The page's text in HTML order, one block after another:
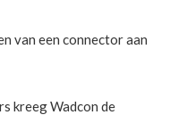
van een connector aan
kreeg Wadcon de